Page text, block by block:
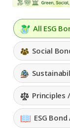
All ESG
Social
Principles
ESG